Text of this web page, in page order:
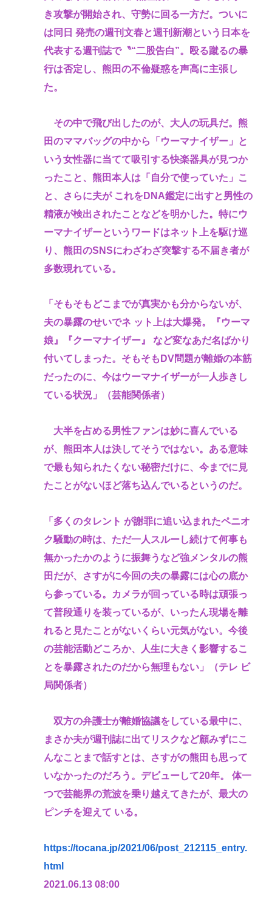
き攻撃が開始され、守勢に回る一方だ。ついに
は同日 発売の週刊文春と週刊新潮という日本を
代表する週刊誌で〝“二股告白”。殴る蹴るの暴
行は否定し、熊田の不倫疑惑を声高に主張し
た。
その中で飛び出したのが、大人の玩具だ。熊
田のママバッグの中から「ウーマナイザー」と
いう女性器に当てて吸引する快楽器具が見つか
ったこと、熊田本人は「自分で使っていた」こ
と、さらに夫が これをDNA鑑定に出すと男性の
精液が検出されたことなどを明かした。特にウ
ーマナイザーというワードはネット上を駆け巡
り、熊田のSNSにわざわざ突撃する不届き者が
多数現れている。
「そもそもどこまでが真実かも分からないが、
夫の暴露のせいでネ ット上は大爆発。『ウーマ
娘』『クーマナイザー』 など変なあだ名ばかり
付いてしまった。そもそもDV問題が離婚の本筋
だったのに、今はウーマナイザーが一人歩きし
ている状況」（芸能関係者）
大半を占める男性ファンは妙に喜んでいる
が、熊田本人は決してそうではない。ある意味
で最も知られたくない秘密だけに、今までに見
たことがないほど落ち込んでいるというのだ。
「多くのタレント が謝罪に追い込まれたペニオ
ク騒動の時は、ただ一人スルーし続けて何事も
無かったかのように振舞うなど強メンタルの熊
田だが、さすがに今回の夫の暴露には心の底か
ら参っている。カメラが回っている時は頑張っ
て普段通りを装っているが、いったん現場を離
れると見たことがないくらい元気がない。今後
の芸能活動どころか、人生に大きく影響するこ
とを暴露されたのだから無理もない」（テレ ビ
局関係者）
双方の弁護士が離婚協議をしている最中に、
まさか夫が週刊誌に出てリスクなど顧みずにこ
んなことまで話すとは、さすがの熊田も思って
いなかったのだろう。デビューして20年。 体一
つで芸能界の荒波を乗り越えてきたが、最大の
ピンチを迎えて いる。
https://tocana.jp/2021/06/post_212115_entry.
html
2021.06.13 08:00